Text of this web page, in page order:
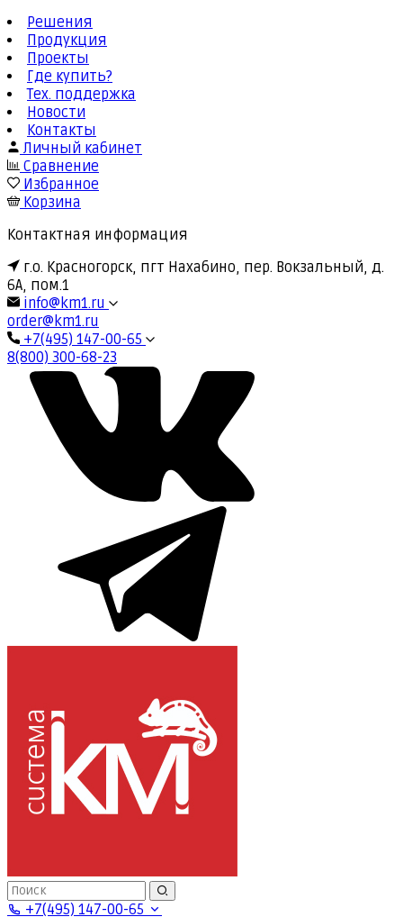
Решения
Продукция
Проекты
Где купить?
Тех. поддержка
Новости
Контакты
Личный кабинет
Сравнение
Избранное
Корзина
Контактная информация
г.о. Красногорск, пгт Нахабино, пер. Вокзальный, д.
6А, пом.1
info@km1.ru
order@km1.ru
+7(495) 147-00-65
8(800) 300-68-23
+7(495) 147-00-65